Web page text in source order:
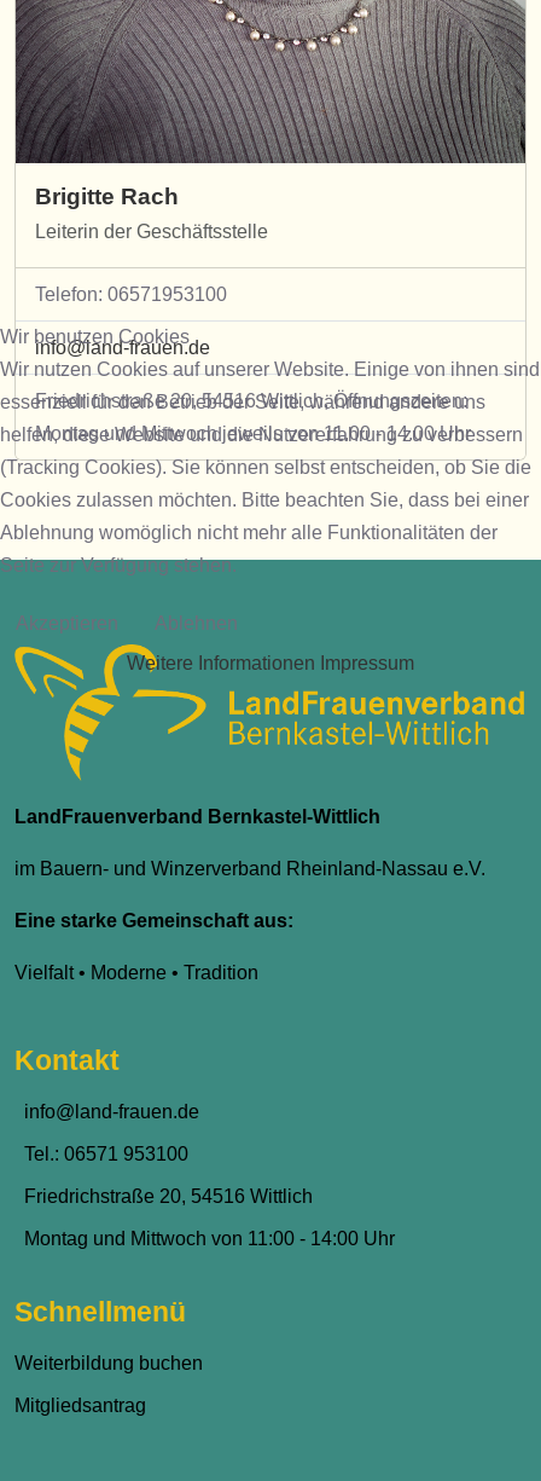
Brigitte Rach
Leiterin der Geschäftsstelle
Telefon: 06571953100
info@land-frauen.de
Friedrichstraße 20, 54516 Wittlich, Öffnungszeiten:
Montag und Mittwoch jeweils von 11.00 - 14.00 Uhr
LandFrauenverband Bernkastel-Wittlich
im Bauern- und Winzerverband Rheinland-Nassau e.V.
Eine starke Gemeinschaft aus:
Vielfalt • Moderne • Tradition
Kontakt
info@land-frauen.de
Tel.: 06571 953100
Friedrichstraße 20, 54516 Wittlich
Montag und Mittwoch von 11:00 - 14:00 Uhr
Schnellmenü
Weiterbildung buchen
Mitgliedsantrag
Wir benutzen Cookies
Wir nutzen Cookies auf unserer Website. Einige von ihnen sind
essenziell für den Betrieb der Seite, während andere uns
helfen, diese Website und die Nutzererfahrung zu verbessern
(Tracking Cookies). Sie können selbst entscheiden, ob Sie die
Cookies zulassen möchten. Bitte beachten Sie, dass bei einer
Ablehnung womöglich nicht mehr alle Funktionalitäten der
Seite zur Verfügung stehen.
Akzeptieren
Ablehnen
Weitere Informationen Impressum